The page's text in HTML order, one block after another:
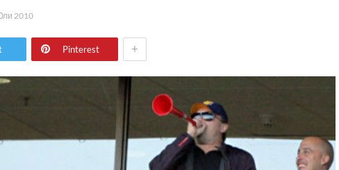
2010
Pinterest +